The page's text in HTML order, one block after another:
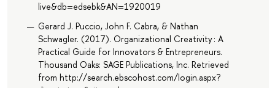
live&db=edsebk&AN=1920019
Gerard J. Puccio, John F. Cabra, & Nathan
Schwagler. (2017). Organizational Creativity : A
Practical Guide for Innovators & Entrepreneurs.
Thousand Oaks: SAGE Publications, Inc. Retrieved
from http://search.ebscohost.com/login.aspx?